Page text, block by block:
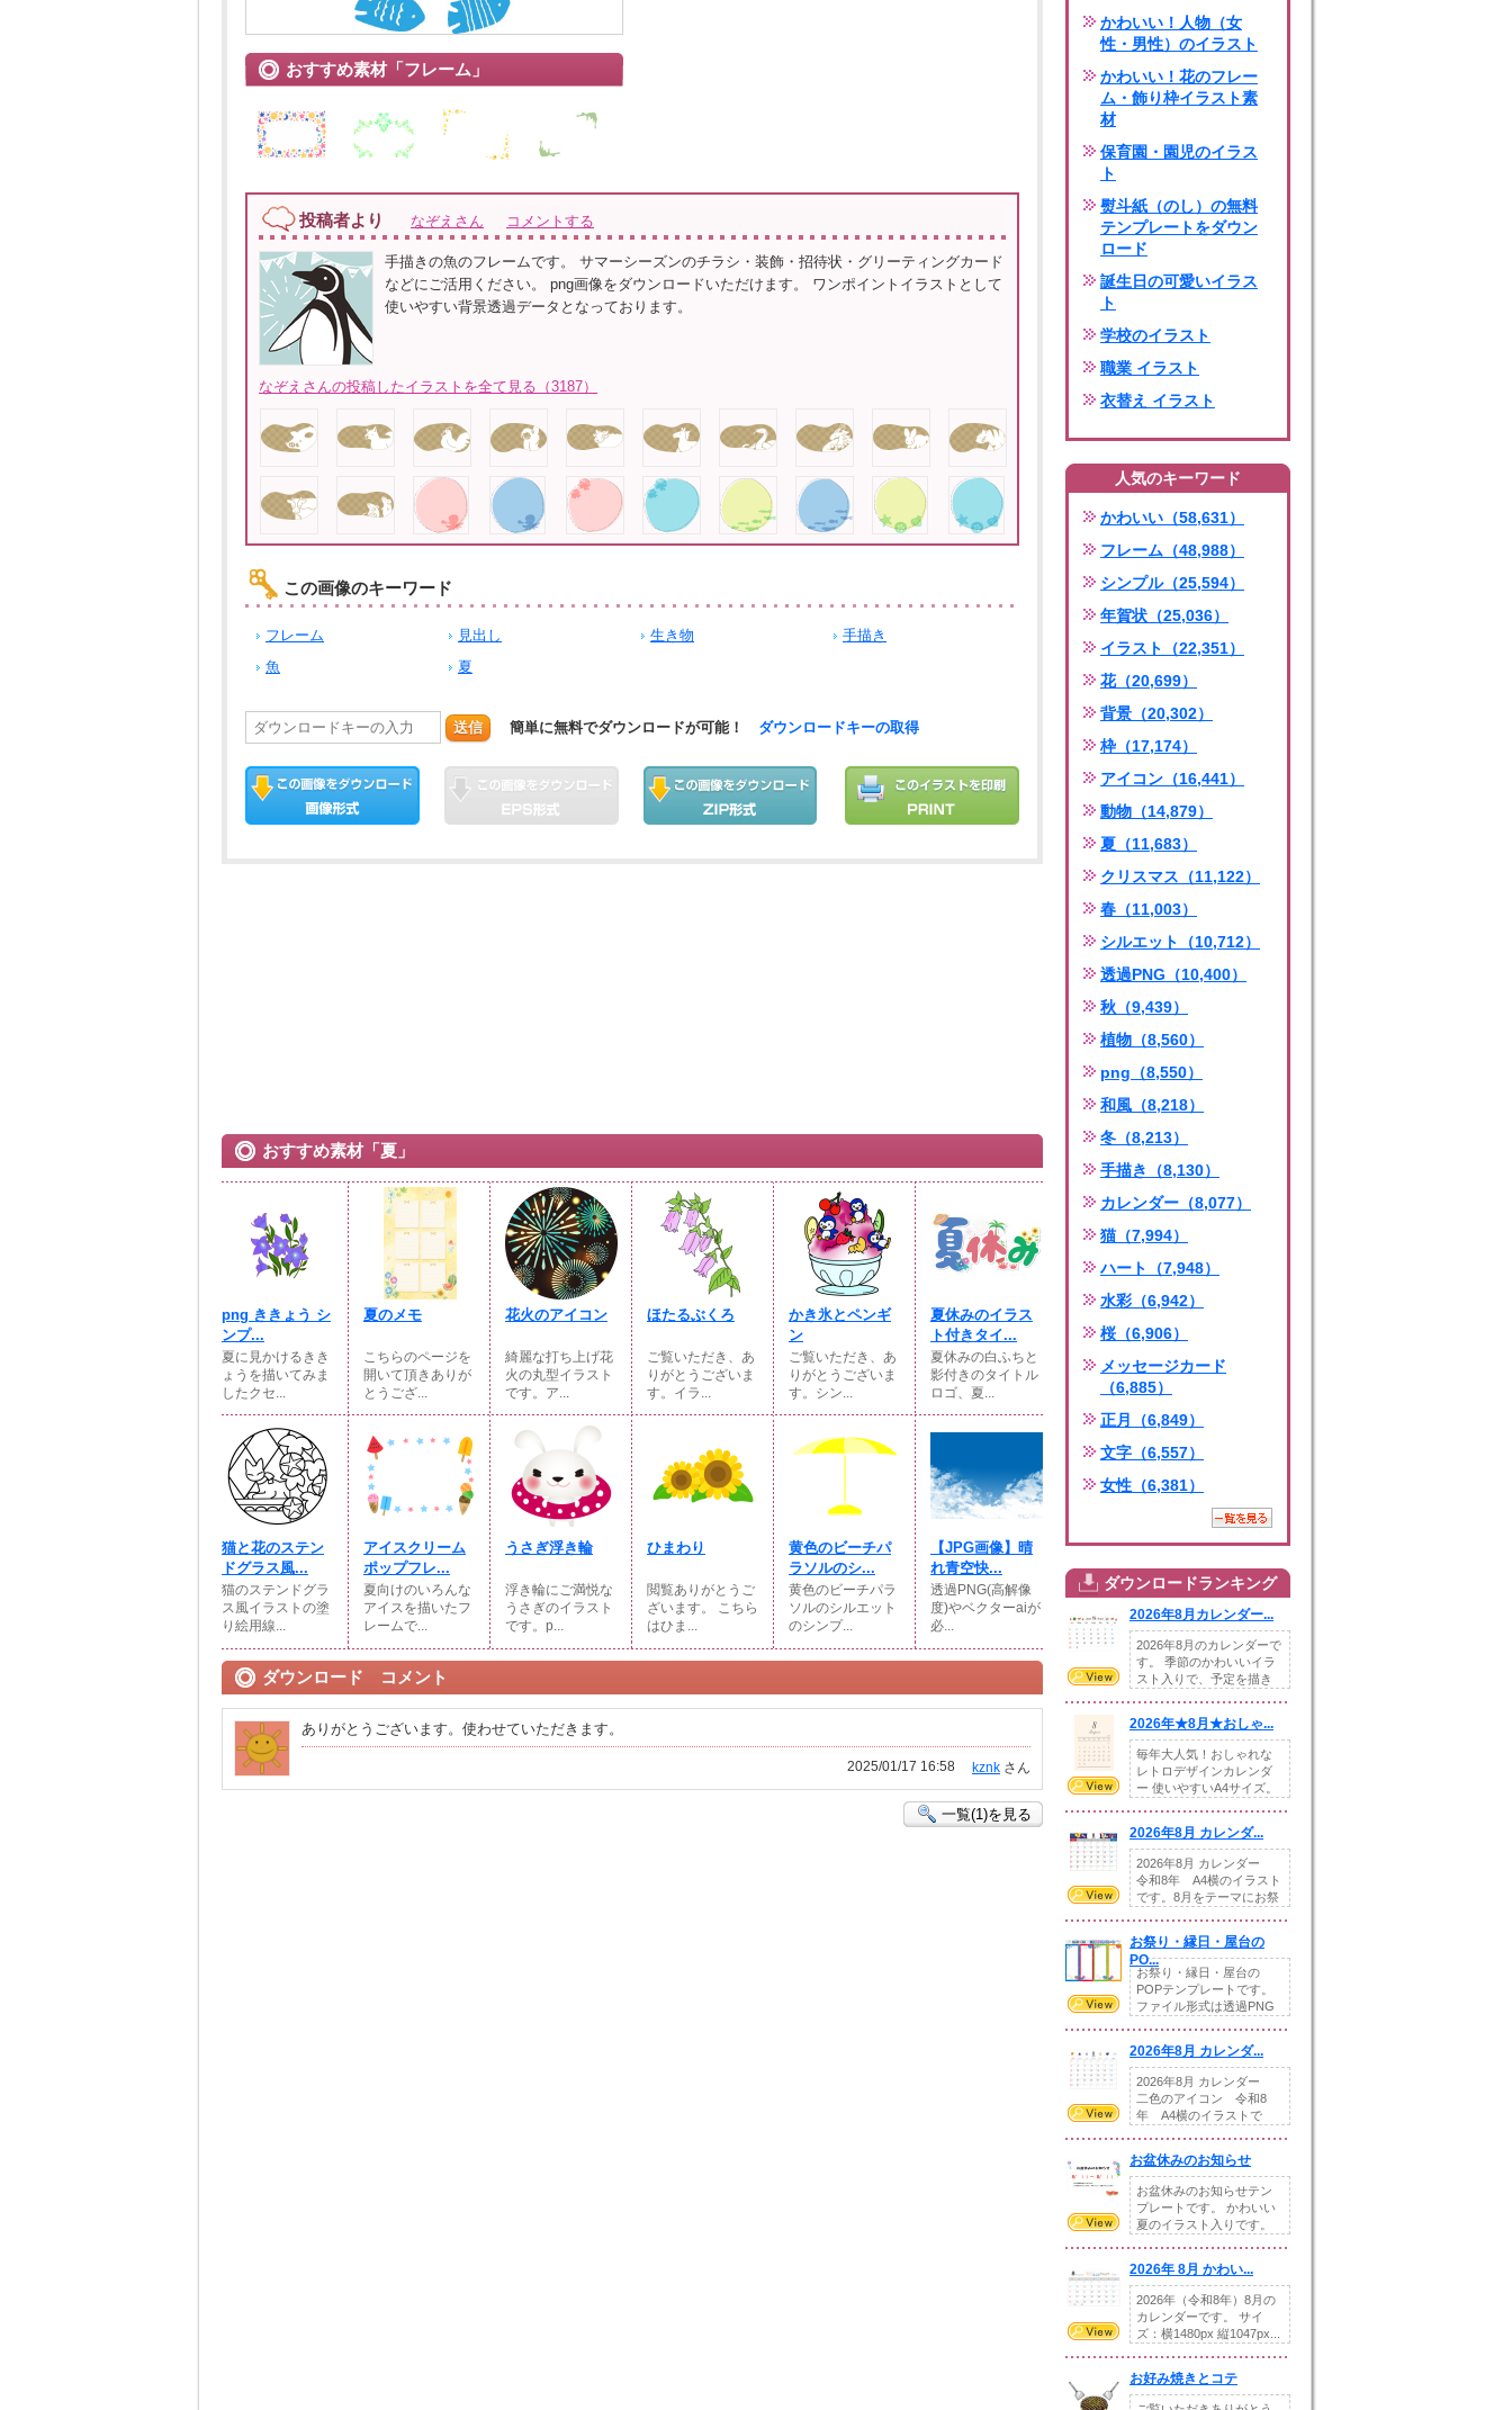
おすすめ素材「フレーム」
投稿者より なぞえさん コメントする
手描きの魚のフレームです。 サマーシーズンのチラシ・装飾・招待状・グリーティングカード
などにご活用ください。 png画像をダウンロードいただけます。 ワンポイントイラストとして
使いやすい背景透過データとなっております。
なぞえさんの投稿したイラストを全て見る（3187）
この画像のキーワード
フレーム 見出し 生き物
手描き
魚
夏
送信 簡単に無料でダウンロードが可能！ ダウンロードキーの取得
おすすめ素材「夏」
png ききょう シ
ンプ...
夏に見かけるきき
ょうを描いてみま
したクセ...
夏のメモ
こちらのページを
開いて頂きありが
とうござ...
花火のアイコン
綺麗な打ち上げ花
火の丸型イラスト
です。ア...
ほたるぶくろ
ご覧いただき、あ
りがとうございま
す。イラ...
かき氷とペンギ
ン
ご覧いただき、あ
りがとうございま
す。シン...
夏休みのイラス
ト付きタイ...
夏休みの白ふちと
影付きのタイトル
ロゴ、夏...
猫と花のステン
ドグラス風...
猫のステンドグラ
ス風イラストの塗
り絵用線...
アイスクリーム
ポップフレ...
夏向けのいろんな
アイスを描いたフ
レームで...
うさぎ浮き輪
浮き輪にご満悦な
うさぎのイラスト
です。p...
ひまわり
閲覧ありがとうご
ざいます。 こちら
はひま...
黄色のビーチパ
ラソルのシ...
黄色のビーチパラ
ソルのシルエット
のシンプ...
【JPG画像】晴
れ青空快...
透過PNG(高解像
度)やベクターaiが
必...
ダウンロード コメント
ありがとうございます。使わせていただきます。
kznk さん
2025/01/17 16:58
一覧(1)を見る
かわいい！人物（女
性・男性）のイラスト
かわいい！花のフレー
ム・飾り枠イラスト素
材
保育園・園児のイラス
ト
熨斗紙（のし）の無料
テンプレートをダウン
ロード
誕生日の可愛いイラス
ト
学校のイラスト
職業 イラスト
衣替え イラスト
人気のキーワード
かわいい（58,631）
フレーム（48,988）
シンプル（25,594）
年賀状（25,036）
イラスト（22,351）
花（20,699）
背景（20,302）
枠（17,174）
アイコン（16,441）
動物（14,879）
夏（11,683）
クリスマス（11,122）
春（11,003）
シルエット（10,712）
透過PNG（10,400）
秋（9,439）
植物（8,560）
png（8,550）
和風（8,218）
冬（8,213）
手描き（8,130）
カレンダー（8,077）
猫（7,994）
ハート（7,948）
水彩（6,942）
桜（6,906）
メッセージカード
（6,885）
正月（6,849）
文字（6,557）
女性（6,381）
ダウンロードランキング
2026年8月カレンダー...
2026年8月のカレンダーで
す。 季節のかわいいイラ
スト入りで、予定を描き
2026年★8月★おしゃ...
毎年大人気！おしゃれな
レトロデザインカレンダ
ー 使いやすいA4サイズ。
2026年8月 カレンダ...
2026年8月 カレンダー
令和8年 A4横のイラスト
です。8月をテーマにお祭
お祭り・縁日・屋台の
PO...
お祭り・縁日・屋台の
POPテンプレートです。
ファイル形式は透過PNG
2026年8月 カレンダ...
2026年8月 カレンダー
二色のアイコン 令和8
年 A4横のイラストで
お盆休みのお知らせ
お盆休みのお知らせテン
プレートです。 かわいい
夏のイラスト入りです。
2026年 8月 かわい...
2026年（令和8年）8月の
カレンダーです。 サイ
ズ：横1480px 縦1047px...
お好み焼きとコテ